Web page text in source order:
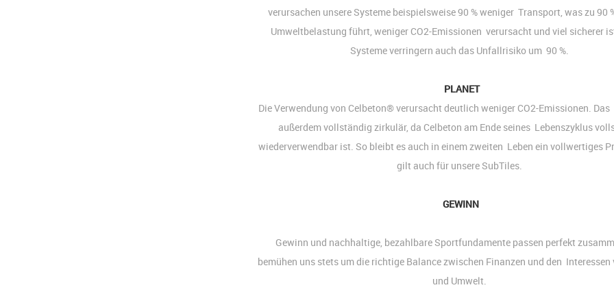
verursachen unsere Systeme beispielsweise 90 % weniger Transport, was zu 90
Umweltbelastung führt, weniger CO2-Emissionen verursacht und viel sicherer
Systeme verringern auch das Unfallrisiko um 90 %.
PLANET
Die Verwendung von Celbeton® verursacht deutlich weniger CO2-Emissionen.
außerdem vollständig zirkulär, da Celbeton am Ende seines Lebenszyklus
wiederverwendbar ist. So bleibt es auch in einem zweiten Leben ein vollwertiges
gilt auch für unsere SubTiles.
GEWINN
Gewinn und nachhaltige, bezahlbare Sportfundamente passen perfekt
bemühen uns stets um die richtige Balance zwischen Finanzen und den Interessen
und Umwelt.